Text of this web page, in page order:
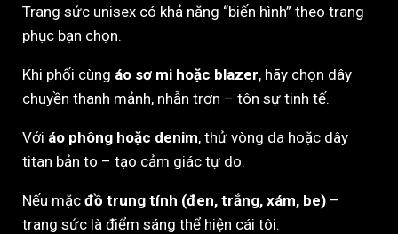
Trang sức unisex có khả năng “biến hình” theo trang
phục bạn chọn.
Khi phối cùng áo sơ mi hoặc blazer, hãy chọn dây
chuyền thanh mảnh, nhẫn trơn – tôn sự tinh tế.
Với áo phông hoặc denim, thử vòng da hoặc dây
titan bản to – tạo cảm giác tự do.
Nếu mặc đồ trung tính (đen, trắng, xám, be) –
trang sức là điểm sáng thể hiện cái tôi.